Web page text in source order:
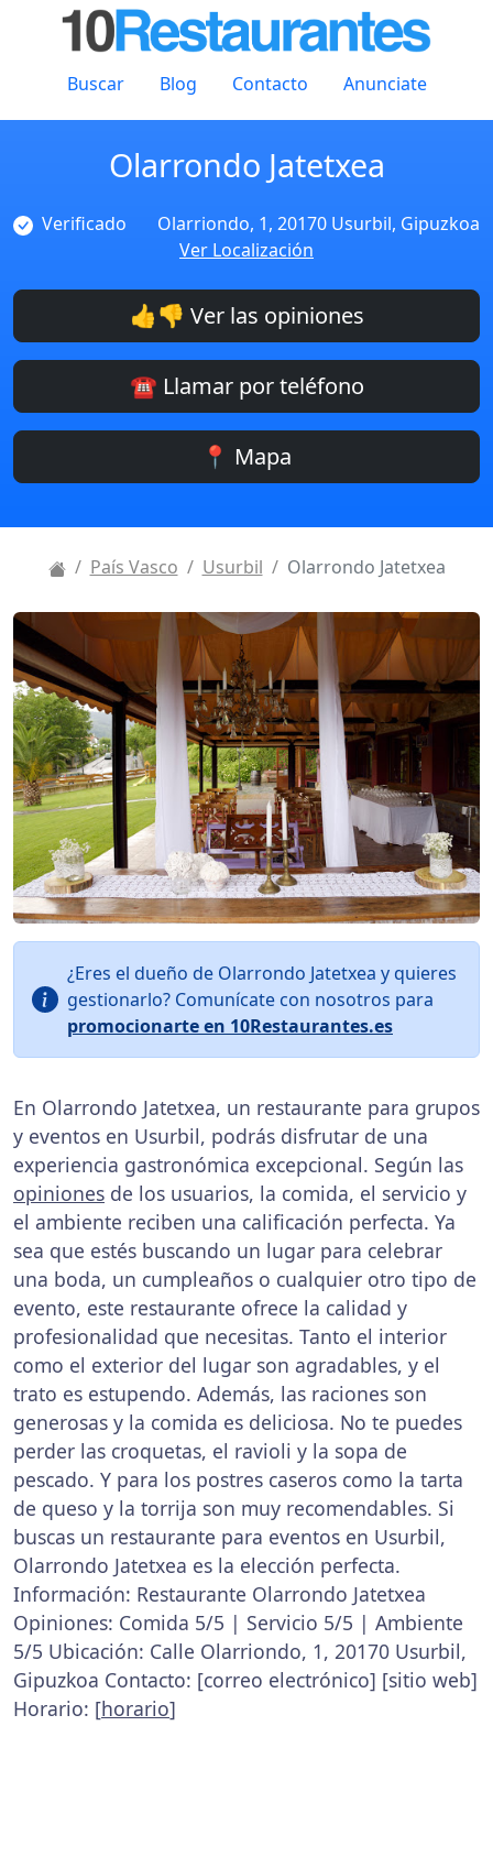
Buscar Blog Contacto Anunciate
Olarrondo Jatetxea
Verificado
Olarriondo, 1, 20170 Usurbil, Gipuzkoa
Ver Localización
👍👎 Ver las opiniones
☎️ Llamar por teléfono
📍 Mapa
País Vasco Usurbil Olarrondo Jatetxea
¿Eres el dueño de Olarrondo Jatetxea y quieres
gestionarlo? Comunícate con nosotros para
promocionarte en 10Restaurantes.es
En Olarrondo Jatetxea, un restaurante para grupos
y eventos en Usurbil, podrás disfrutar de una
experiencia gastronómica excepcional. Según las
opiniones de los usuarios, la comida, el servicio y
el ambiente reciben una calificación perfecta. Ya
sea que estés buscando un lugar para celebrar
una boda, un cumpleaños o cualquier otro tipo de
evento, este restaurante ofrece la calidad y
profesionalidad que necesitas. Tanto el interior
como el exterior del lugar son agradables, y el
trato es estupendo. Además, las raciones son
generosas y la comida es deliciosa. No te puedes
perder las croquetas, el ravioli y la sopa de
pescado. Y para los postres caseros como la tarta
de queso y la torrija son muy recomendables. Si
buscas un restaurante para eventos en Usurbil,
Olarrondo Jatetxea es la elección perfecta.
Información: Restaurante Olarrondo Jatetxea
Opiniones: Comida 5/5 | Servicio 5/5 | Ambiente
5/5 Ubicación: Calle Olarriondo, 1, 20170 Usurbil,
Gipuzkoa Contacto: [correo electrónico] [sitio web]
Horario: [horario]